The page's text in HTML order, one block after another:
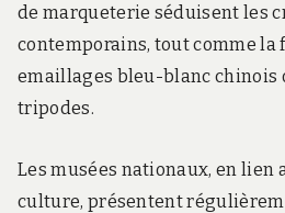
de marqueterie séduisent les
contemporains, tout comme la
emaillages bleu-blanc chinois
tripodes.
Les musées nationaux, en lien
culture, présentent